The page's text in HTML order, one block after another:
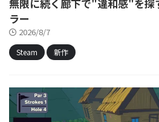
無限に続く廊下で"違和感"を探
ラー
2026/8/7
Steam 新作